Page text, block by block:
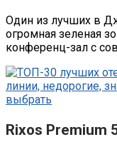
Один из лучших в
огромная зеленая
конференц-зал с
Rixos Premium